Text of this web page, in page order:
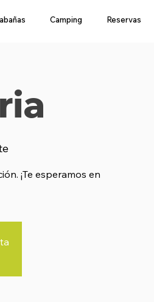
Camping Reservas
¡Te esperamos en